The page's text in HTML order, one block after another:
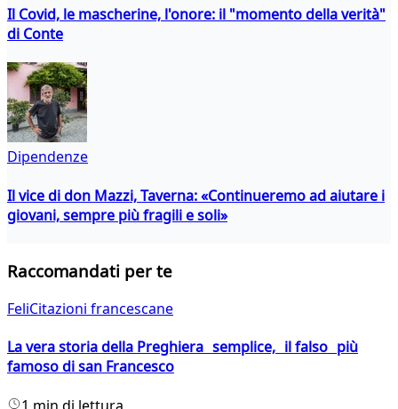
Il Covid, le mascherine, l'onore: il "momento della verità"
di Conte
Dipendenze
Il vice di don Mazzi, Taverna: «Continueremo ad aiutare i
giovani, sempre più fragili e soli»
Raccomandati per te
FeliCitazioni francescane
La vera storia della Preghiera semplice, il falso più
famoso di san Francesco